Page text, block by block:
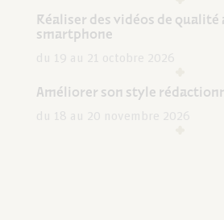
Réaliser des vidéos de qualité
smartphone
Améliorer son style